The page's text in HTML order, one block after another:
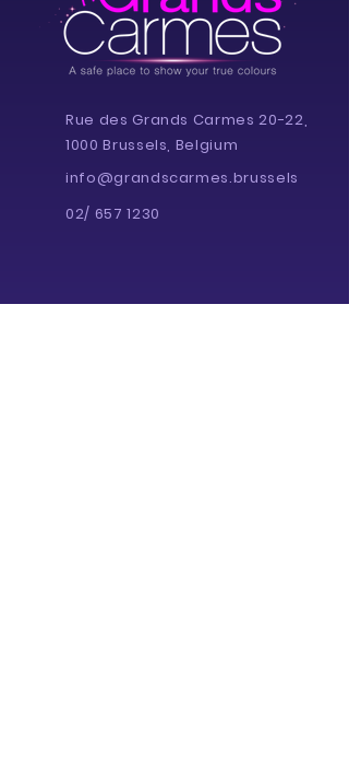
Rue des Grands Carmes 20-22,
1000 Brussels, Belgium
info@grandscarmes.brussels
02/ 657 1230